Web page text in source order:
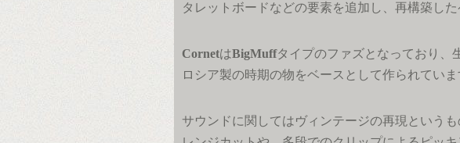
タレットボードなどの要素を追加し、再構築した
CornetはBigMuffタイプのファズとなっており、
ロシア製の時期の物をベースとして作られていま
サウンドに関してはヴィンテージの再現という